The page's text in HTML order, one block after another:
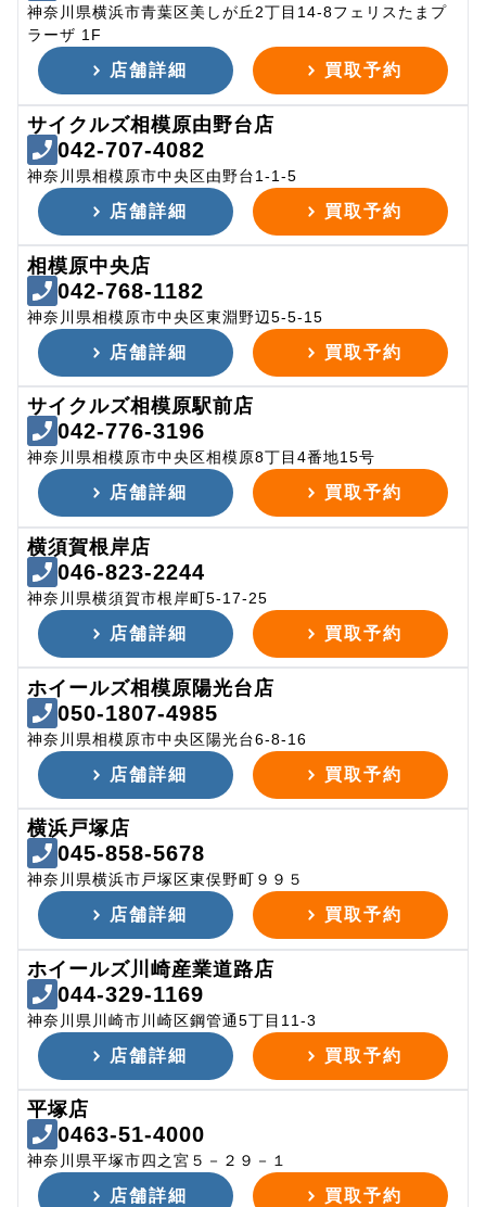
神奈川県横浜市青葉区美しが丘2丁目14-8フェリスたまプ
ラーザ 1F
店舗詳細 買取予約
サイクルズ相模原由野台店
042-707-4082
神奈川県相模原市中央区由野台1-1-5
店舗詳細 買取予約
相模原中央店
042-768-1182
神奈川県相模原市中央区東淵野辺5-5-15
店舗詳細 買取予約
サイクルズ相模原駅前店
042-776-3196
神奈川県相模原市中央区相模原8丁目4番地15号
店舗詳細 買取予約
横須賀根岸店
046-823-2244
神奈川県横須賀市根岸町5-17-25
店舗詳細 買取予約
ホイールズ相模原陽光台店
050-1807-4985
神奈川県相模原市中央区陽光台6-8-16
店舗詳細 買取予約
横浜戸塚店
045-858-5678
神奈川県横浜市戸塚区東俣野町９９５
店舗詳細 買取予約
ホイールズ川崎産業道路店
044-329-1169
神奈川県川崎市川崎区鋼管通5丁目11-3
店舗詳細 買取予約
平塚店
0463-51-4000
神奈川県平塚市四之宮５－２９－１
店舗詳細 買取予約